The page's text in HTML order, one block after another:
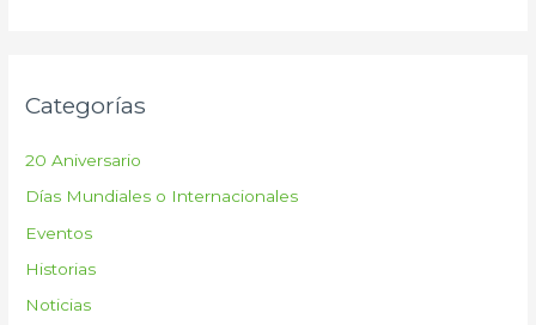
a
p
o
r
:
Categorías
20 Aniversario
Días Mundiales o Internacionales
Eventos
Historias
Noticias